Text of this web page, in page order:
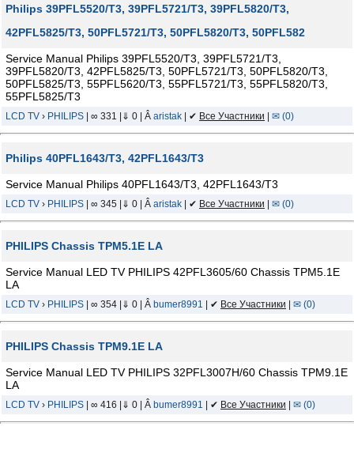
Philips 39PFL5520/T3, 39PFL5721/T3, 39PFL5820/T3,
42PFL5825/T3, 50PFL5721/T3, 50PFL5820/T3, 50PFL582
Service Manual Philips 39PFL5520/T3, 39PFL5721/T3,
39PFL5820/T3, 42PFL5825/T3, 50PFL5721/T3, 50PFL5820/T3,
50PFL5825/T3, 55PFL5620/T3, 55PFL5721/T3, 55PFL5820/T3,
55PFL5825/T3
LCD TV › PHILIPS | ∞ 331 |⇓ 0 | Â aristak | ✔ Все Участники ✉ (0)
Philips 40PFL1643/T3, 42PFL1643/T3
Service Manual Philips 40PFL1643/T3, 42PFL1643/T3
LCD TV › PHILIPS | ∞ 345 |⇓ 0 | Â aristak | ✔ Все Участники ✉ (0)
PHILIPS Chassis TPM5.1E LA
Service Manual LED TV PHILIPS 42PFL3605/60 Chassis TPM5.1E
LA
LCD TV › PHILIPS | ∞ 354 |⇓ 0 | Â bumer8991 | ✔ Все Участники ✉ (0)
PHILIPS Chassis TPM9.1E LA
Service Manual LED TV PHILIPS 32PFL3007H/60 Chassis TPM9.1E
LA
LCD TV › PHILIPS | ∞ 416 |⇓ 0 | Â bumer8991 | ✔ Все Участники ✉ (0)